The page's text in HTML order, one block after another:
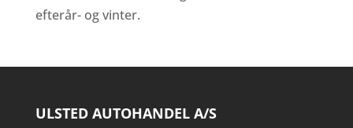
efterår- og vinter.
ULSTED AUTOHANDEL A/S